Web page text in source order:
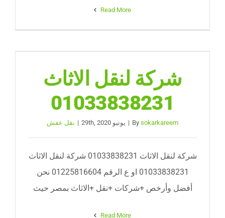
Read More
شركة لنقل الاثاث
01033838231
By sokarkareem
| يونيو 29th, 2020 | نقل عفش
شركة لنقل الاثاث 01033838231 شركة لنقل الاثاث
01033838231 او ع الرقم 01225816604 نحن
أفضل وأرخص +شركات +نقل +الاثاث بمصر حيث
Read More